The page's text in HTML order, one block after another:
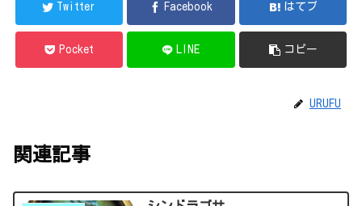
Twitter Facebook はてブ
Pocket LINE コピー
URUFU
関連記事